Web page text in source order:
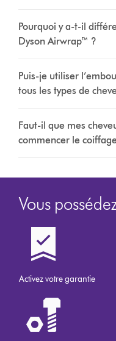
Pourquoi y a-t-il
Dyson Airwrap™ ?
Puis-je utiliser
tous les types de
Faut-il que mes
commencer le
Vous
Activez votre garantie